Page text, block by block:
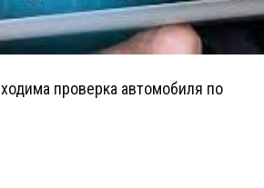
проверка автомобиля по